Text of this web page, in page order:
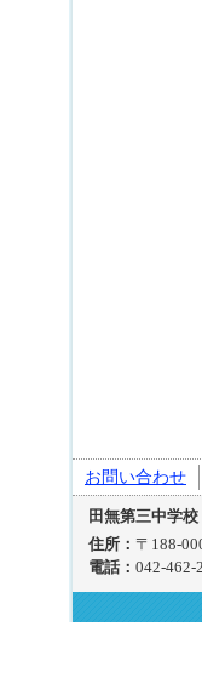
お問い合わせ
田無第三中学校
住所： 〒188-
電話： 042-462-